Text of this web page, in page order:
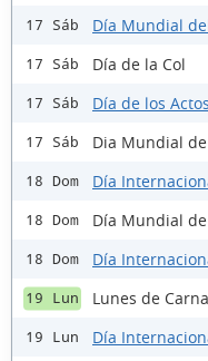
17 Sáb Día Mundial
17 Sáb Día de la Col
17 Sáb Día de los
17 Sáb Dia Mundial
18 Dom Día
18 Dom Día Mundial
18 Dom Día
19 Lun Lunes de
19 Lun Día